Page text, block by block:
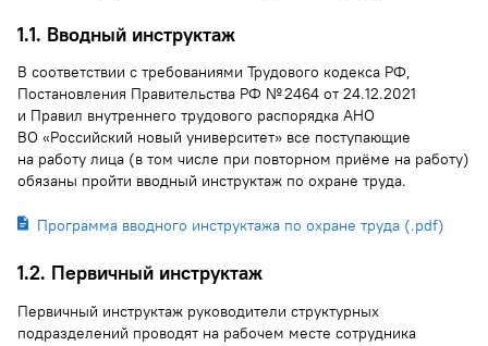
1.1. Вводный инструктаж
В соответствии с требованиями Трудового кодекса РФ,
Постановления Правительства РФ № 2464 от 24.12.2021
и Правил внутреннего трудового распорядка АНО
ВО «Российский новый университет» все поступающие
на работу лица (в том числе при повторном приёме на работу)
обязаны пройти вводный инструктаж по охране труда.
Программа вводного инструктажа по охране труда (.pdf)
1.2. Первичный инструктаж
Первичный инструктаж руководители структурных
подразделений проводят на рабочем месте сотрудника